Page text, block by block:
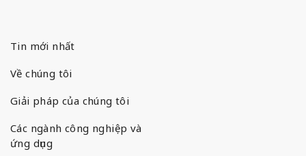
Tin mới nhất
Về chúng tôi
Giải pháp của chúng tôi
Các ngành công nghiệp và
ứng dụng